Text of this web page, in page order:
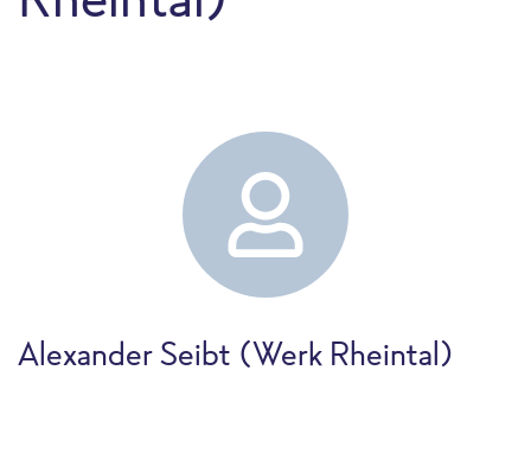
Alexander Seibt (Werk Rheintal)